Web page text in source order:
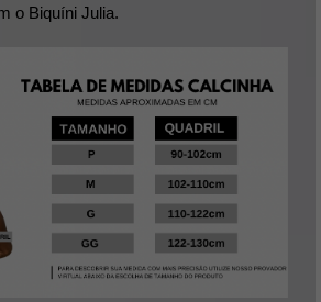
o Biquíni Julia.